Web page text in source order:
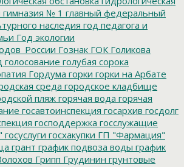
гимназия № 1 главный федеральный
наследия год педагога и
Год экологии
Гознак ГОК Голикова
голосование голубая сорока
Гордума горки горки на Арбате
среда городское кладбище
пляж горячая вода горячая
госавтоинспекция госархив госдолг
господдержка госслужащие
госуслуги госхакупки ГП "Фармация"
грант график подвоза воды график
Грипп Грудинин грунтовые